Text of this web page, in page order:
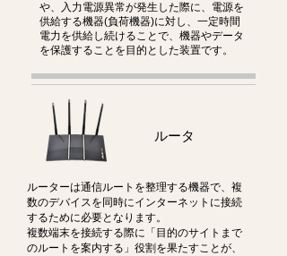
や、入力電源異常が発生した際に、電源を
供給する機器(負荷機器)に対し、一定時間
電力を供給し続けることで、機器やデータ
を保護することを目的とした装置です。
ルータ
ルーターは通信ルートを整理する機器で、複
数のデバイスを同時にインターネットに接続
するために必要となります。
複数端末を接続する際に「目的のサイトまで
のルートを案内する」役割を果たすことが、